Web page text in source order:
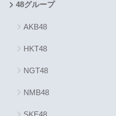
48グループ
AKB48
HKT48
NGT48
NMB48